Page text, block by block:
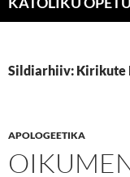
Sildiarhiiv: Kirikute
APOLOGEETIKA